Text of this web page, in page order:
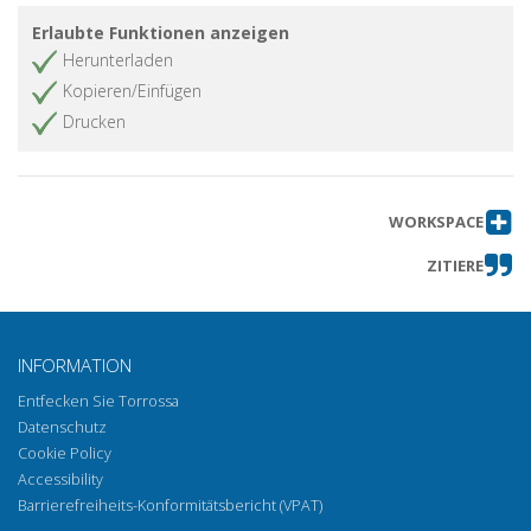
Perception and thought : Leibniz's
criticism of Descartes's Denial of
perception to animals
Martin Heidegger : dall'esperienza
effettiva della vita alla fine della
Artikel abrufen
Bibliografica Artikel abrufen
Erlaubte Funktionen anzeigen
Herunterladen
Kopieren/Einfügen
Drucken
WORKSPACE
ZITIERE
INFORMATION
Entfecken Sie Torrossa
Datenschutz
Cookie Policy
Accessibility
Barrierefreiheits-Konformitätsbericht (VPAT)